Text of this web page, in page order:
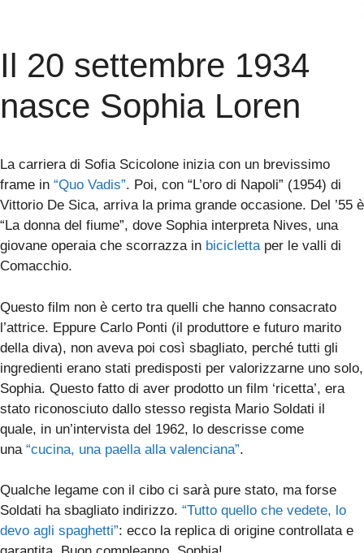
Il 20 settembre 1934
nasce Sophia Loren
La carriera di Sofia Scicolone inizia con un brevissimo
frame in “Quo Vadis”. Poi, con “L’oro di Napoli” (1954) di
Vittorio De Sica, arriva la prima grande occasione. Del ’55 è
“La donna del fiume”, dove Sophia interpreta Nives, una
giovane operaia che scorrazza in biciclettaper le valli di
Comacchio.
Questo film non è certo tra quelli che hanno consacrato
l’attrice. Eppure Carlo Ponti (il produttore e futuro marito
della diva), non aveva poi così sbagliato, perché tutti gli
ingredienti erano stati predisposti per valorizzarne uno solo,
Sophia. Questo fatto di aver prodotto un film ‘ricetta’, era
stato riconosciuto dallo stesso regista Mario Soldati il
quale, in un’intervista del 1962, lo descrisse come
una “cucina, una paella alla valenciana”.
Qualche legame con il cibo ci sarà pure stato, ma forse
Soldati ha sbagliato indirizzo. “Tutto quello che vedete, lo
devo agli spaghetti”: ecco la replica di origine controllata e